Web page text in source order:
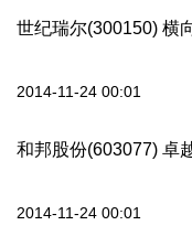
世纪瑞尔(300150) 横
2014-11-24 00:01
和邦股份(603077) 卓
2014-11-24 00:01